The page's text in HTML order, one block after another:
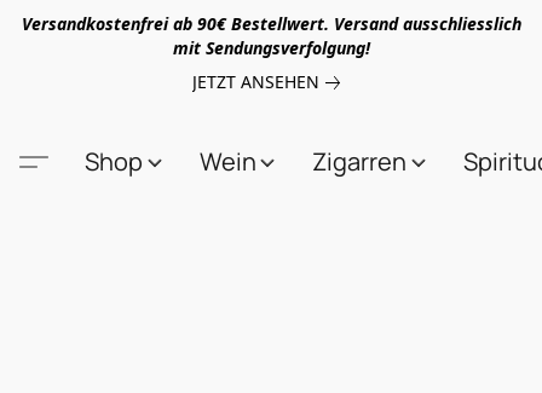
Versandkostenfrei ab 90€ Bestellwert. Versand ausschliesslich
mit Sendungsverfolgung!
JETZT ANSEHEN
Shop Wein Zigarren